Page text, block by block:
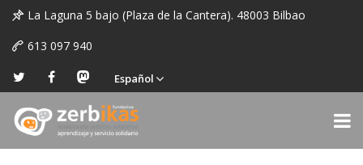
La Laguna 5 bajo (Plaza de la Cantera). 48003 Bilbao
613 097 940
Español